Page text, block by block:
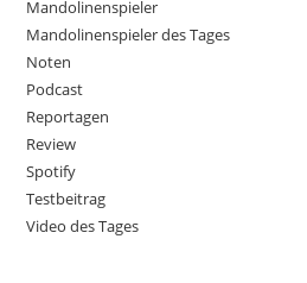
Mandolinenspieler
Mandolinenspieler des Tages
Noten
Podcast
Reportagen
Review
Spotify
Testbeitrag
Video des Tages